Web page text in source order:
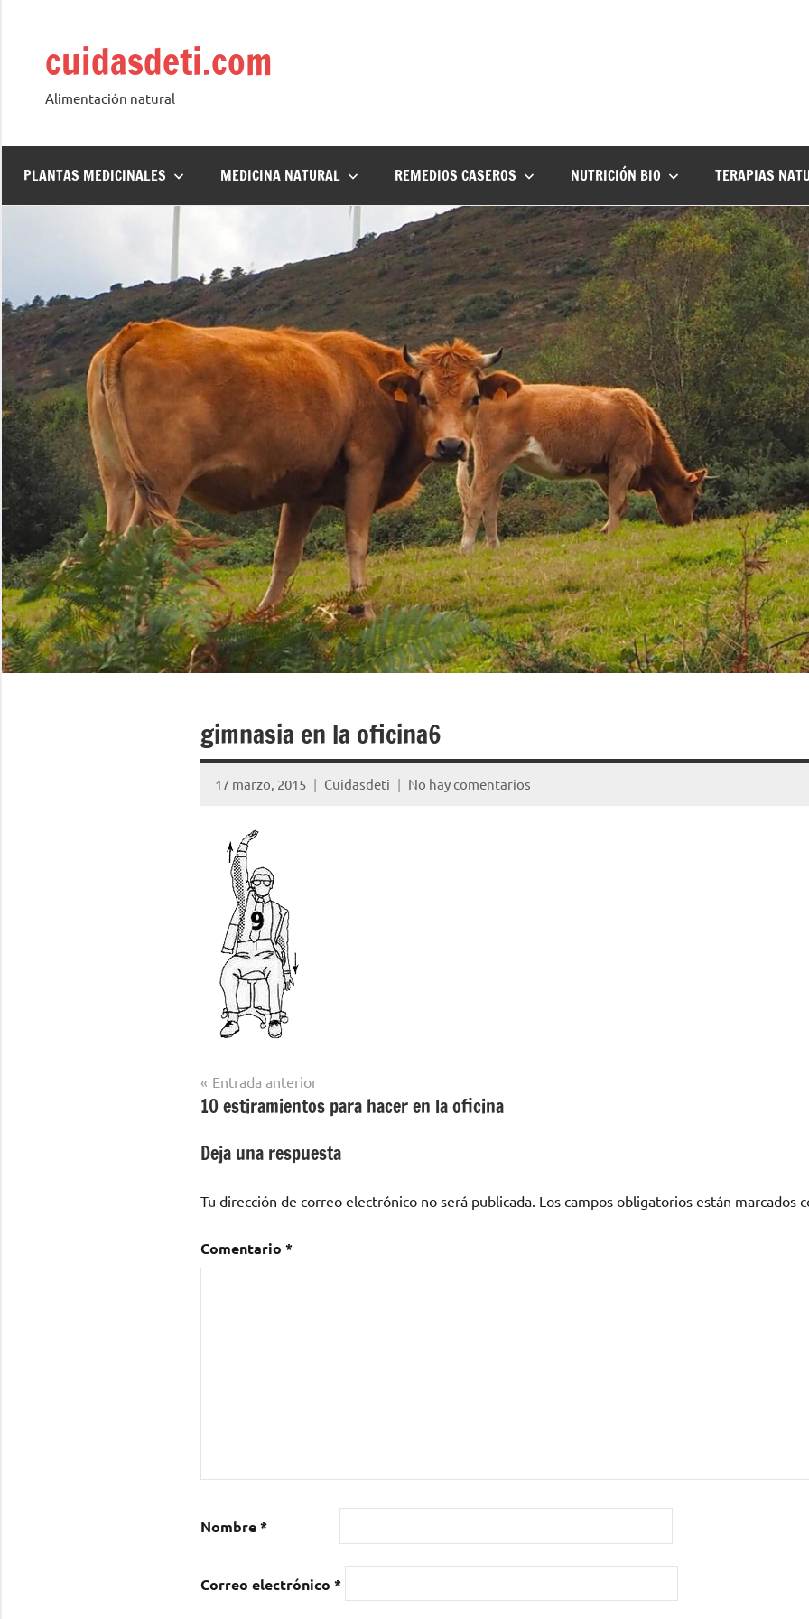
contenidocuidasdeti.com
Alimentación natural
PLANTAS MEDICINALES MEDICINA NATURAL REMEDIOS CASEROS NUTRICIÓN BIO TERAPIAS
gimnasia en la oficina6
17 marzo, 2015 Cuidasdeti No hay comentarios
Navegación
de
entradas
Entrada anterior
10 estiramientos para hacer en la oficina
Deja una respuesta
Tu dirección de correo electrónico no será publicada. Los campos obligatorios están marcados
Comentario *
Nombre*
Correo electrónico *